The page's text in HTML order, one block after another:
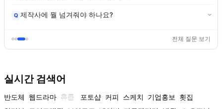
Q 제작사에 뭘 넘겨줘야 하나요?
전체 질문 보기
실시간 검색어
반도체 웹드라마 휴롬 포토샵 커피 스케치 기업홍보
횟집